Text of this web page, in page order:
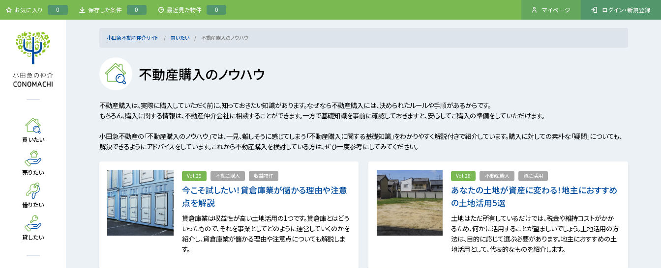
お気に入り 0 保存した条件 0 最近見た物件 0 マイページ ログイン・新規登録
買いたい
売りたい
借りたい
貸したい
小田急不動産仲介サイト 買いたい 不動産購入のノウハウ
不動産購入のノウハウ
不動産購入は、実際に購入していただく前に、知っておきたい知識があります。なぜなら不動産購入には、決められたルールや手順があるからです。
もちろん、購入に関する情報は、不動産仲介会社に相談することができます。一方で基礎知識を事前に確認しておきますと、安心してご購入の準備をしていただけます。
小田急不動産の「不動産購入のノウハウ」では、一見、難しそうに感じてしまう「不動産購入に関する基礎知識」をわかりやすく解説付きで紹介しています。購入に対しての素朴な「疑問」についても、
解決できるようにアドバイスをしています。これから不動産購入を検討している方は、ぜひ一度参考にしてみてください。
Vol.29 不動産購入 収益物件
今こそ試したい！貸倉庫業が儲かる理由や注意
点を解説
貸倉庫業は収益性が高い土地活用の1つです。貸倉庫とはどう
いったもので、それを事業としてどのように運営していくのかを
紹介し、貸倉庫業が儲かる理由や注意点についても解説しま
す。
Vol.28 不動産購入 資産活用
あなたの土地が資産に変わる！地主におすすめ
の土地活用5選
土地はただ所有しているだけでは、税金や維持コストがかか
るため、何かに活用することが望ましいでしょう。土地活用の方
法は、目的に応じて選ぶ必要があります。地主におすすめの土
地活用として、代表的なものを紹介します。